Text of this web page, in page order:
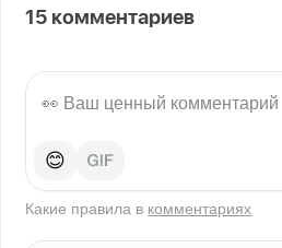
15 комментариев
😊
Какие правила в комментариях